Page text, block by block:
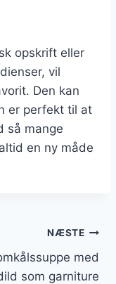
opskrift eller
vil
Den kan
er perfekt til at
så mange
en ny måde
NÆSTE
med
som garniture